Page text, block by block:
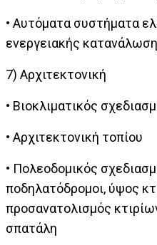
• Αυτόματα συστήματα
ενεργειακής
7) Αρχιτεκτονική
• Βιοκλιματικός
• Αρχιτεκτονική τοπίου
• Πολεοδομικός
ποδηλατόδρομοι, ύψος
προσανατολισμός
σπατάλη